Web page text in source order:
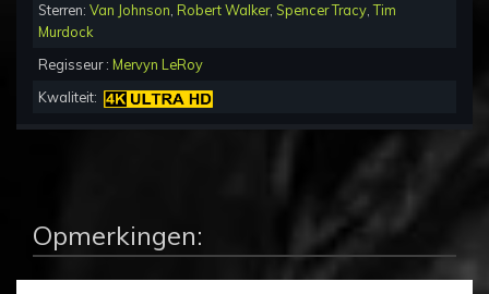
Sterren: Van Johnson Robert Walker, Spencer Tracy ,Tim
Murdock
Regisseur : Mervyn LeRoy
Kwaliteit:
Opmerkingen: